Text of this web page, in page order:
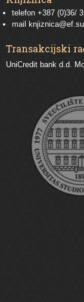
telefon +387 (0)36/
mail
Transakcijski
UniCredit bank d.d.